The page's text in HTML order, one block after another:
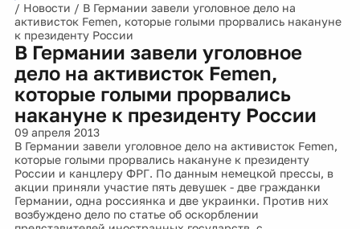
/ Новости / В Германии завели уголовное дело на
активисток Femen, которые голыми прорвались накануне
к президенту России
В Германии завели уголовное
дело на активисток Femen,
которые голыми прорвались
накануне к президенту России
09 апреля 2013
В Германии завели уголовное дело на активисток Femen,
которые голыми прорвались накануне к президенту
России и канцлеру ФРГ. По данным немецкой прессы, в
акции приняли участие пять девушек - две гражданки
Германии, одна россиянка и две украинки. Против них
возбуждено дело по статье об оскорблении